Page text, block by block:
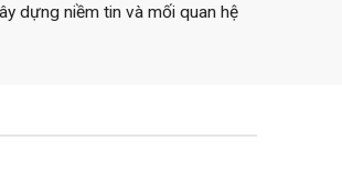
dựng niềm tin và mối quan hệ